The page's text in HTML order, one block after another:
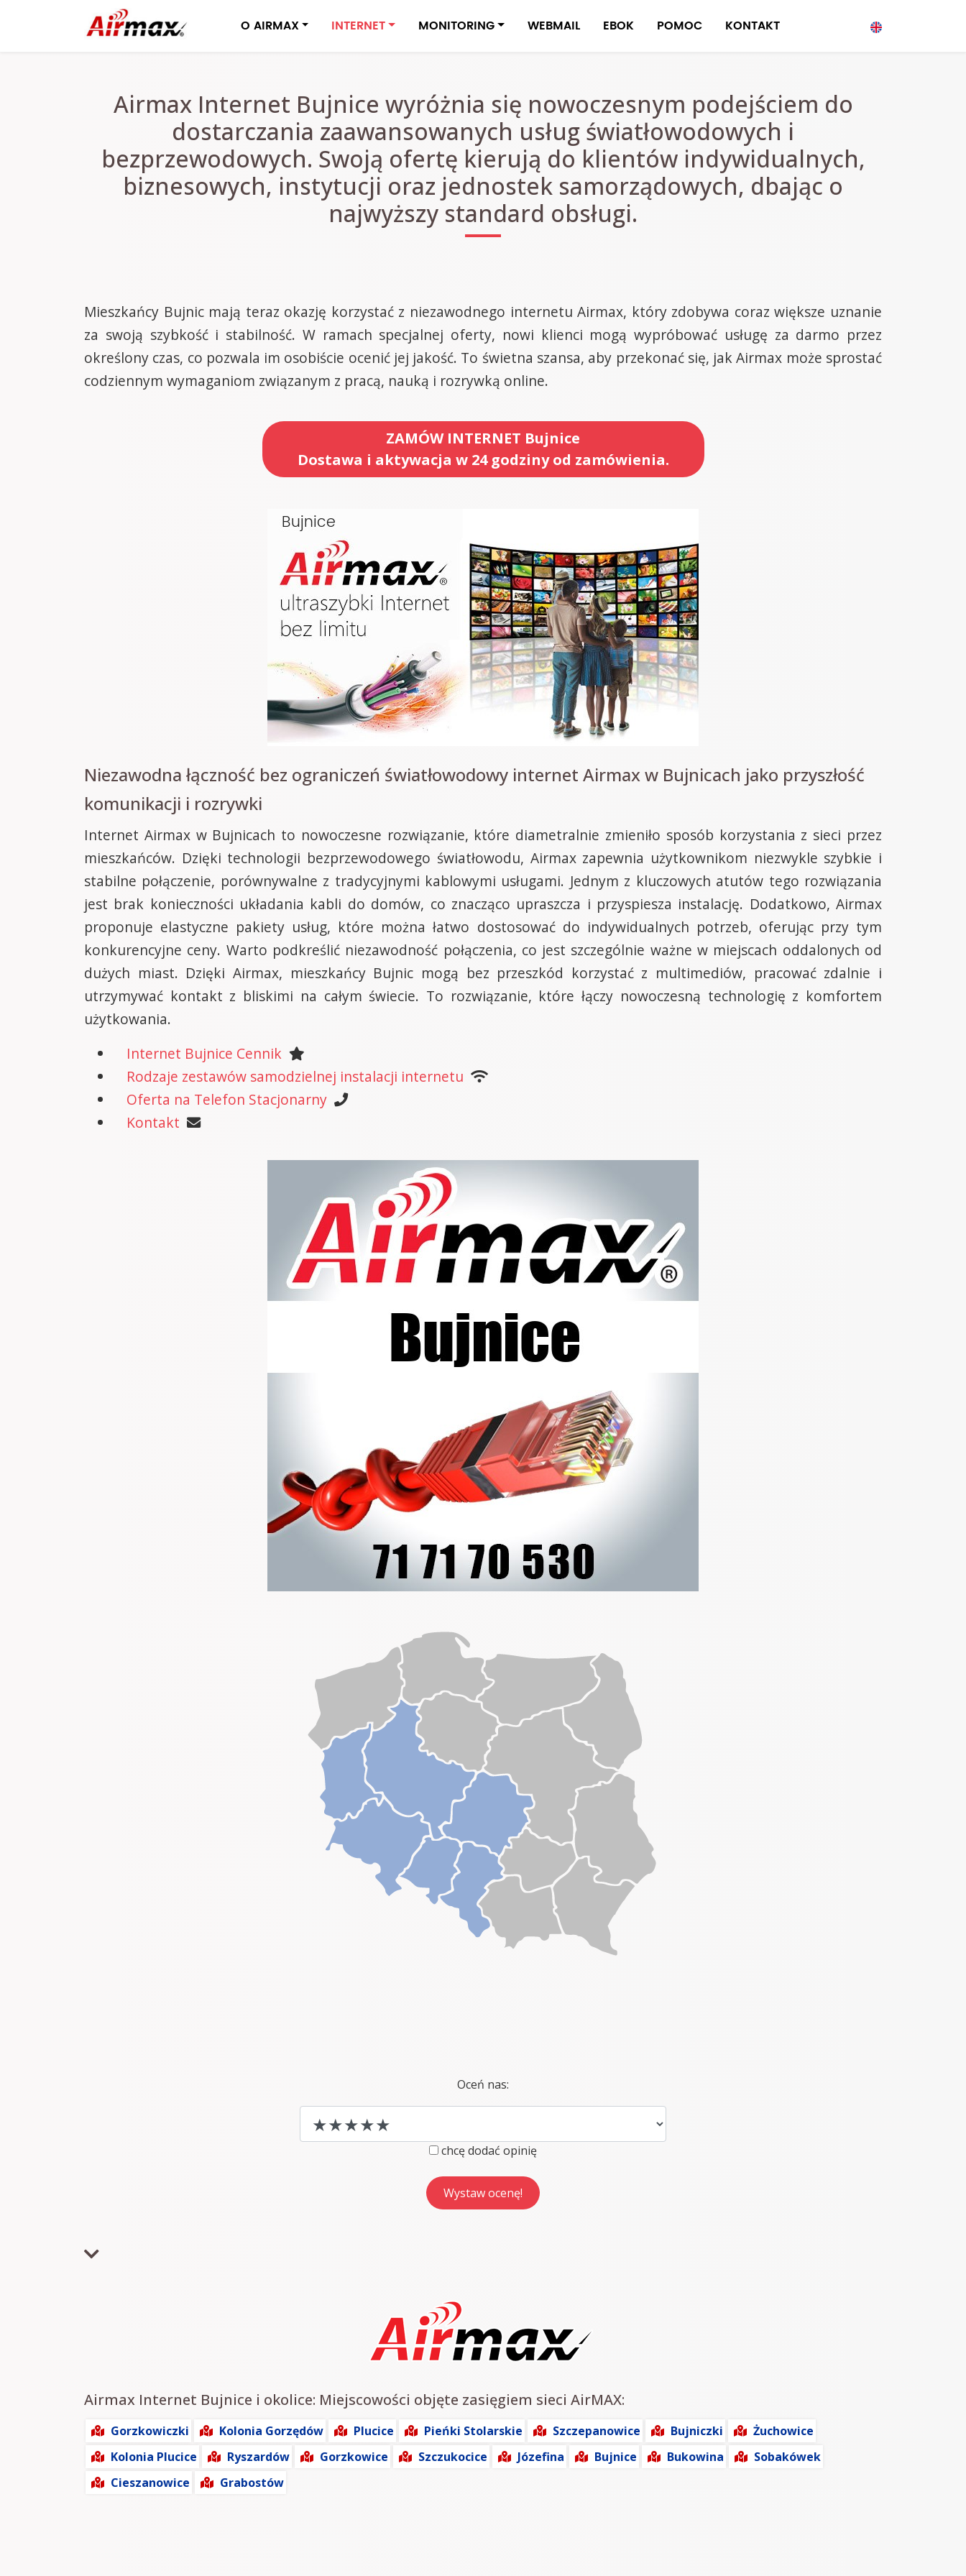
O AIRMAX INTERNET MONITORING WEBMAIL EBOK POMOC KONTAKT
Airmax Internet Bujnice wyróżnia się nowoczesnym podejściem do
dostarczania zaawansowanych usług światłowodowych i
bezprzewodowych. Swoją ofertę kierują do klientów indywidualnych,
biznesowych, instytucji oraz jednostek samorządowych, dbając o
najwyższy standard obsługi.
Mieszkańcy Bujnic mają teraz okazję korzystać z niezawodnego internetu Airmax, który zdobywa coraz większe uznanie
za swoją szybkość i stabilność. W ramach specjalnej oferty, nowi klienci mogą wypróbować usługę za darmo przez
określony czas, co pozwala im osobiście ocenić jej jakość. To świetna szansa, aby przekonać się, jak Airmax może sprostać
codziennym wymaganiom związanym z pracą, nauką i rozrywką online.
ZAMÓW INTERNET Bujnice
Dostawa i aktywacja w 24 godziny od zamówienia.
Niezawodna łączność bez ograniczeń światłowodowy internet Airmax w Bujnicach jako przyszłość
komunikacji i rozrywki
Internet Airmax w Bujnicach to nowoczesne rozwiązanie, które diametralnie zmieniło sposób korzystania z sieci przez
mieszkańców. Dzięki technologii bezprzewodowego światłowodu, Airmax zapewnia użytkownikom niezwykle szybkie i
stabilne połączenie, porównywalne z tradycyjnymi kablowymi usługami. Jednym z kluczowych atutów tego rozwiązania
jest brak konieczności układania kabli do domów, co znacząco upraszcza i przyspiesza instalację. Dodatkowo, Airmax
proponuje elastyczne pakiety usług, które można łatwo dostosować do indywidualnych potrzeb, oferując przy tym
konkurencyjne ceny. Warto podkreślić niezawodność połączenia, co jest szczególnie ważne w miejscach oddalonych od
dużych miast. Dzięki Airmax, mieszkańcy Bujnic mogą bez przeszkód korzystać z multimediów, pracować zdalnie i
utrzymywać kontakt z bliskimi na całym świecie. To rozwiązanie, które łączy nowoczesną technologię z komfortem
użytkowania.
Internet Bujnice Cennik
Rodzaje zestawów samodzielnej instalacji internetu
Oferta na Telefon Stacjonarny
Kontakt
Oceń nas:
chcę dodać opinię
Airmax Internet Bujnice i okolice: Miejscowości objęte zasięgiem sieci AirMAX:
Gorzkowiczki Kolonia Gorzędów Plucice Pieńki Stolarskie Szczepanowice Bujniczki
Żuchowice
Kolonia Plucice
Ryszardów Gorzkowice Szczukocice Józefina Bujnice Bukowina
Sobakówek
Cieszanowice
Grabostów